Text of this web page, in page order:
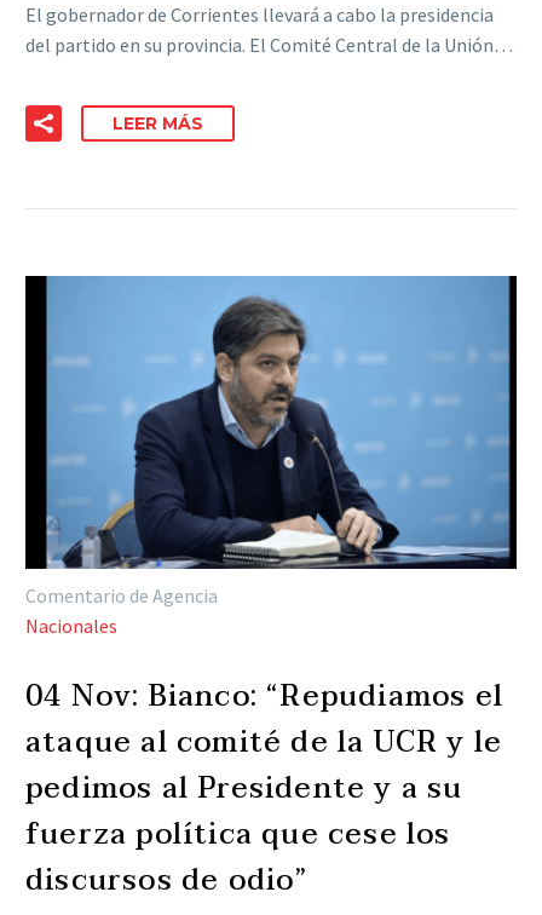
El gobernador de Corrientes llevará a cabo la presidencia
del partido en su provincia. El Comité Central de la Unión…
LEER MÁS
Comentario de Agencia
Nacionales
04 Nov: Bianco: “Repudiamos el
ataque al comité de la UCR y le
pedimos al Presidente y a su
fuerza política que cese los
discursos de odio”